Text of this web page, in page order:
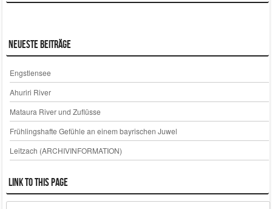
Neueste Beiträge
Engstlensee
Ahuriri River
Mataura River und Zuflüsse
Frühlingshafte Gefühle an einem bayrischen Juwel
Leitzach (ARCHIVINFORMATION)
Link to this page